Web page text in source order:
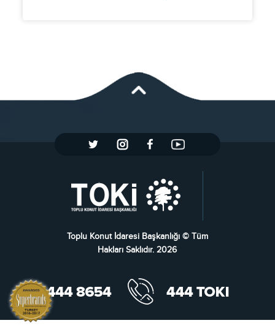
Toplu Konut İdaresi Başkanlığı © Tüm
Hakları Saklıdır. 2026